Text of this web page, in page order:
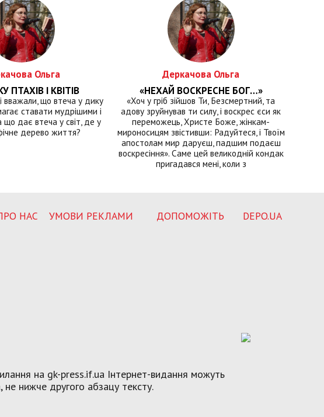
Ольга
ПТАХІВ І КВІТІВ
вважали, що втеча у дику
ставати мудрішими і
що дає втеча у світ, де у
дерево життя?
Деркачова Ольга
«НЕХАЙ ВОСКРЕСНЕ БОГ…»
«Хоч у гріб зійшов Ти, Безсмертний, та
адову зруйнував ти силу, і воскрес єси як
переможець, Христе Боже, жінкам-
мироносицям звістивши: Радуйтеся, і Твоїм
апостолам мир даруєш, падшим подаєш
воскресіння». Саме цей великодній кондак
пригадався мені, коли з
НАС УМОВИ РЕКЛАМИ ДОПОМОЖІТЬ DEPO.UA
на gk-press.if.ua Інтернет-видання можуть
не нижче другого абзацу тексту.